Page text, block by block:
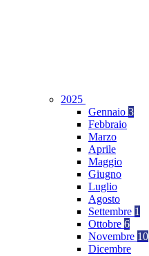
2025
Gennaio 3
Febbraio
Marzo
Aprile
Maggio
Giugno
Luglio
Agosto
Settembre 1
Ottobre 6
Novembre 10
Dicembre